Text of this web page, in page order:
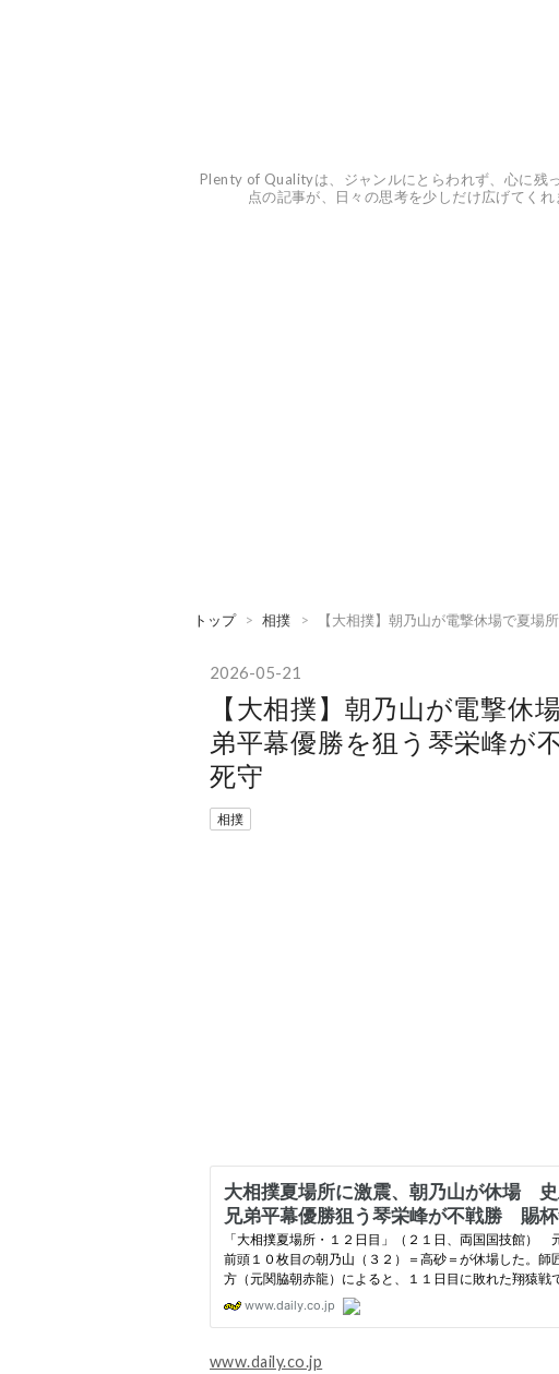
Plenty of Qualityは、ジャンルにとらわれず、心に残
点の記事が、日々の思考を少しだけ広げてく
トップ > 相撲 > 【大相撲】朝乃山が電撃休場で夏場
2026-05-21
【大相撲】朝乃山が電撃休
弟平幕優勝を狙う琴栄峰が
死守
相撲
www.daily.co.jp